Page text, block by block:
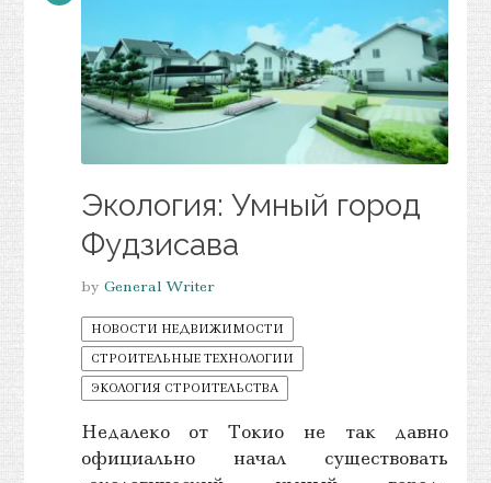
Экология: Умный город
Фудзисава
by General Writer
НОВОСТИ НЕДВИЖИМОСТИ
СТРОИТЕЛЬНЫЕ ТЕХНОЛОГИИ
ЭКОЛОГИЯ СТРОИТЕЛЬСТВА
Недалеко от Токио не так давно
официально начал существовать